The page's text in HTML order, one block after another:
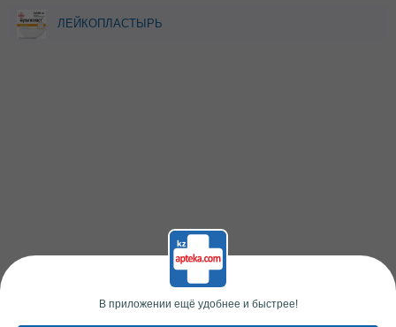
ЛЕЙКОПЛАСТЫРЬ
В приложении ещё удобнее и быстрее!